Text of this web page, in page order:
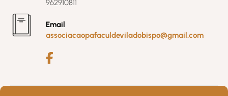
962910811
Email
associacaopafaculdeviladobispo@gmail.com